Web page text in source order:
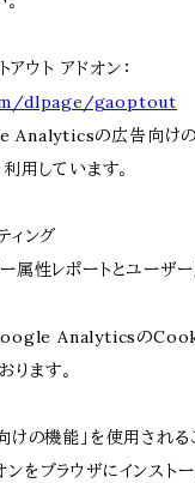
ウト アドオン：
dlpage/gaoptout
Analyticsの広告向
用しています。
ング
レポートとユーザー
Analyticsの
ります。
機能」を使用される
をブラウザにインスト